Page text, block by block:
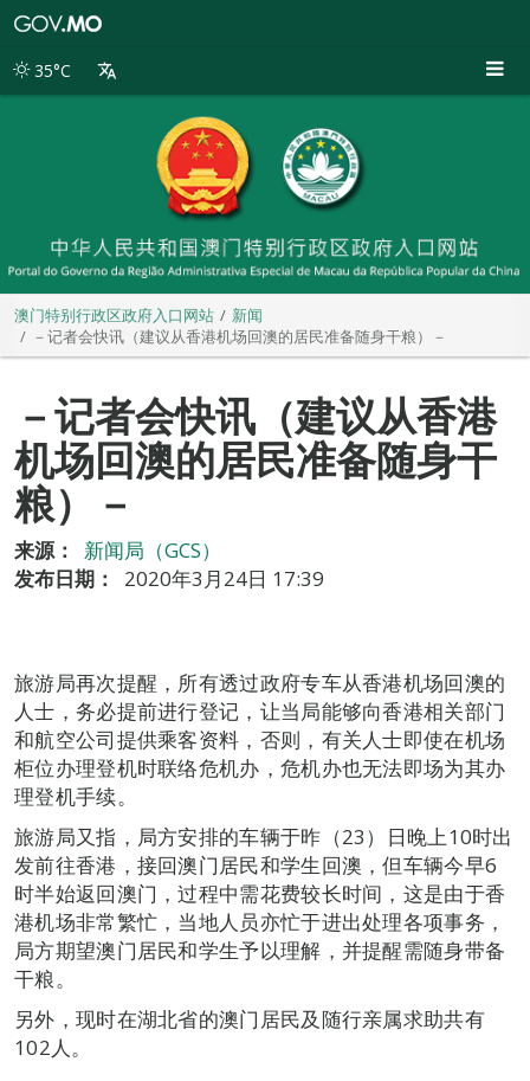
别
35°C
澳门特别行政区政府入口网站
新闻
－记者会快讯（建议从香港机场回澳的居民准备随身干粮）－
－记者会快讯（建议从香港
机场回澳的居民准备随身干
粮）－
来源：
新闻局（GCS）
发布日期：
2020年3月24日 17:39
旅游局再次提醒，所有透过政府专车从香港机场回澳的
人士，务必提前进行登记，让当局能够向香港相关部门
和航空公司提供乘客资料，否则，有关人士即使在机场
柜位办理登机时联络危机办，危机办也无法即场为其办
理登机手续。
旅游局又指，局方安排的车辆于昨（23）日晚上10时出
发前往香港，接回澳门居民和学生回澳，但车辆今早6
时半始返回澳门，过程中需花费较长时间，这是由于香
港机场非常繁忙，当地人员亦忙于进出处理各项事务，
局方期望澳门居民和学生予以理解，并提醒需随身带备
干粮。
另外，现时在湖北省的澳门居民及随行亲属求助共有
102人。